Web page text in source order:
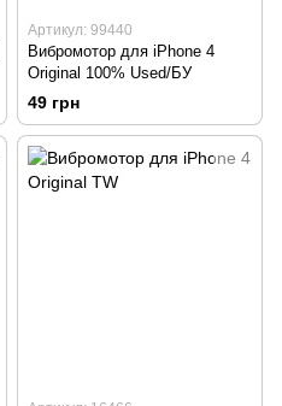
Артикул: 99440
Вибромотор для iPhone 4
Original 100% Used/БУ
49 грн